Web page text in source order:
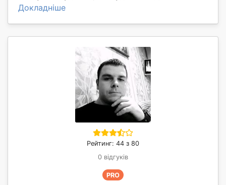
Докладніше
Рейтинг: 44 з 80
0 відгуків
PRO